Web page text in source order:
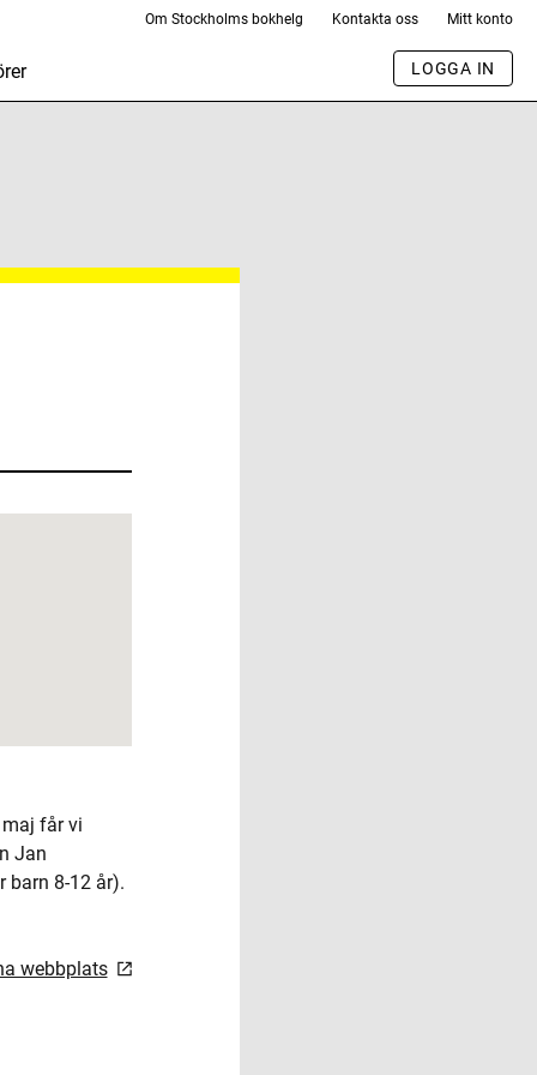
Om Stockholms bokhelg Kontakta oss Mitt konto
LOGGA IN
får vi
Jan
barn 8-12 år).
webbplats